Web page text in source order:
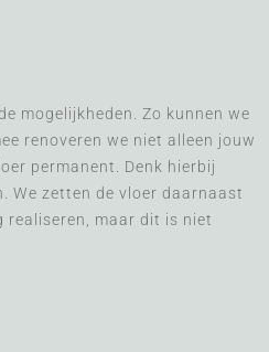
mogelijkheden. Zo kunnen we
renoveren we niet alleen jouw
permanent. Denk hierbij
We zetten de vloer daarnaast
realiseren, maar dit is niet